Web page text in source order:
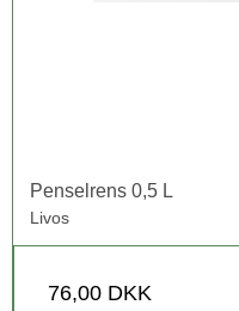
Penselrens 0,5 L
Livos
76,00 DKK